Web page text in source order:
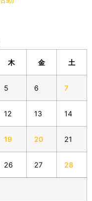
木 金 土
5 6 7
12 13 14
19 20 21
26 27 28